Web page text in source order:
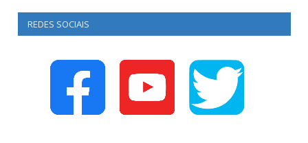
REDES SOCIAIS